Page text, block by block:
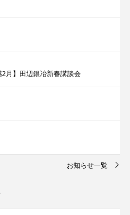
2月】田辺銀冶新春講談会
お知らせ一覧